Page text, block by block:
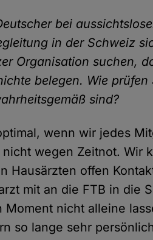
bei
in der Schweiz
Organisation suchen,
belegen. Wie
sind?
wenn wir jedes
wegen Zeitnot. Wir
Hausärzten offen
mit an die FTB in die
Moment nicht alleine
so lange sehr